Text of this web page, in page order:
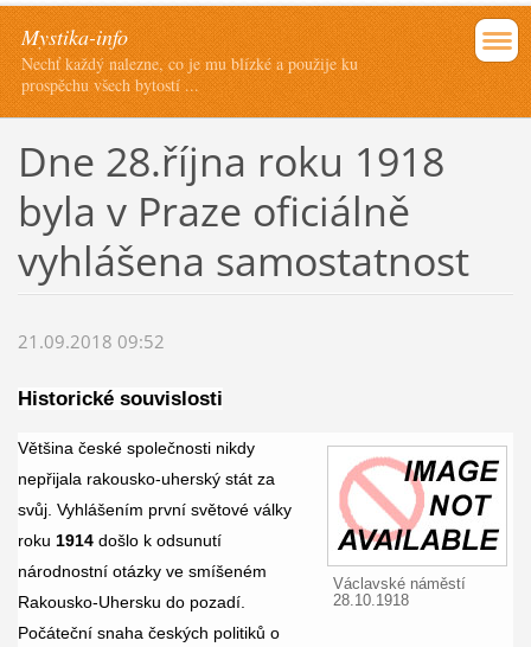
Mystika-info
Nechť každý nalezne, co je mu blízké a použije ku
prospěchu všech bytostí ...
Dne 28.října roku 1918
byla v Praze oficiálně
vyhlášena samostatnost
21.09.2018 09:52
Historické souvislosti
Václavské náměstí
28.10.1918
Většina české společnosti nikdy
nepřijala rakousko-uherský stát za
svůj. Vyhlášením první světové války
roku 1914došlo k odsunutí
národnostní otázky ve smíšeném
Rakousko-Uhersku do pozadí.
Počáteční snaha českých politiků o